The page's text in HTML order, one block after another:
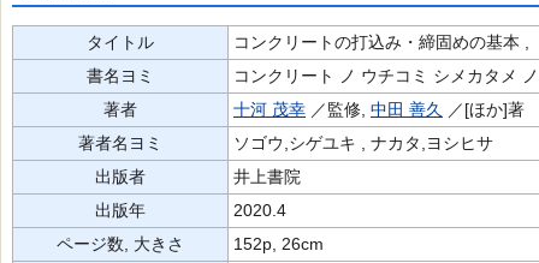
タイトル
コンクリートの打込み・締固めの基本 ,
書名ヨミ
コンクリート ノ ウチコミ シメカタメ
著者
十河 茂幸 ／監修, 中田 善久
／[ほか]著
著者名ヨミ
ソゴウ,シゲユキ , ナカタ,ヨシヒサ
出版者
井上書院
出版年
2020.4
ページ数, 大きさ
152p, 26cm